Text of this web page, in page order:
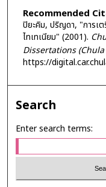
Recommended
ปิยะคิม, ปริญดา, "การเต
ไทเทเนียม" (2001).
Dissertations (Chula
https://
Search
Enter search terms: